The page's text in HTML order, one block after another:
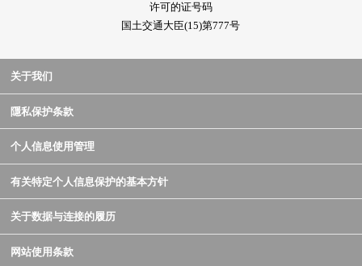
许可的证号码
国土交通大臣(15)第777号
关于我们
隱私保护条款
个人信息使用管理
有关特定个人信息保护的基本方针
关于数据与连接的履历
网站使用条款